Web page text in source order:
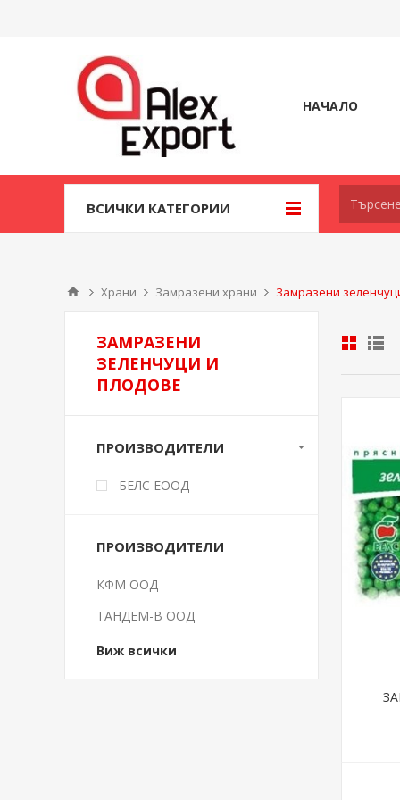
НАЧАЛО
ВСИЧКИ КАТЕГОРИИ
Храни Замразени храни Замразени
ЗАМРАЗЕНИ
ЗЕЛЕНЧУЦИ И
ПЛОДОВЕ
ПРОИЗВОДИТЕЛИ
БЕЛС ЕООД
ПРОИЗВОДИТЕЛИ
КФМ ООД
ТАНДЕМ-В ООД
Виж всички